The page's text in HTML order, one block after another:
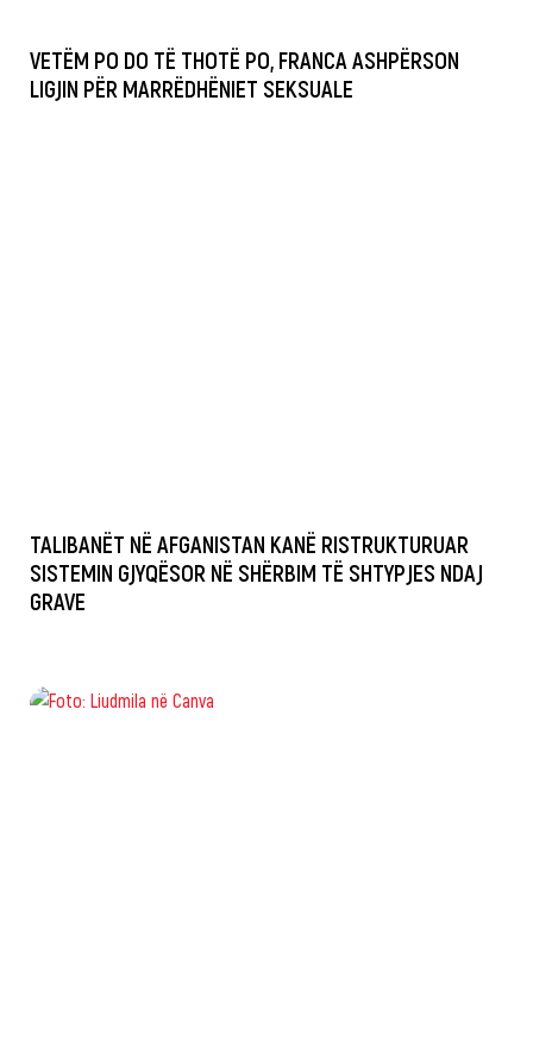
VETËM PO DO TË THOTË PO, FRANCA ASHPËRSON
LIGJIN PËR MARRËDHËNIET SEKSUALE
TALIBANËT NË AFGANISTAN KANË RISTRUKTURUAR
SISTEMIN GJYQËSOR NË SHËRBIM TË SHTYPJES NDAJ
GRAVE